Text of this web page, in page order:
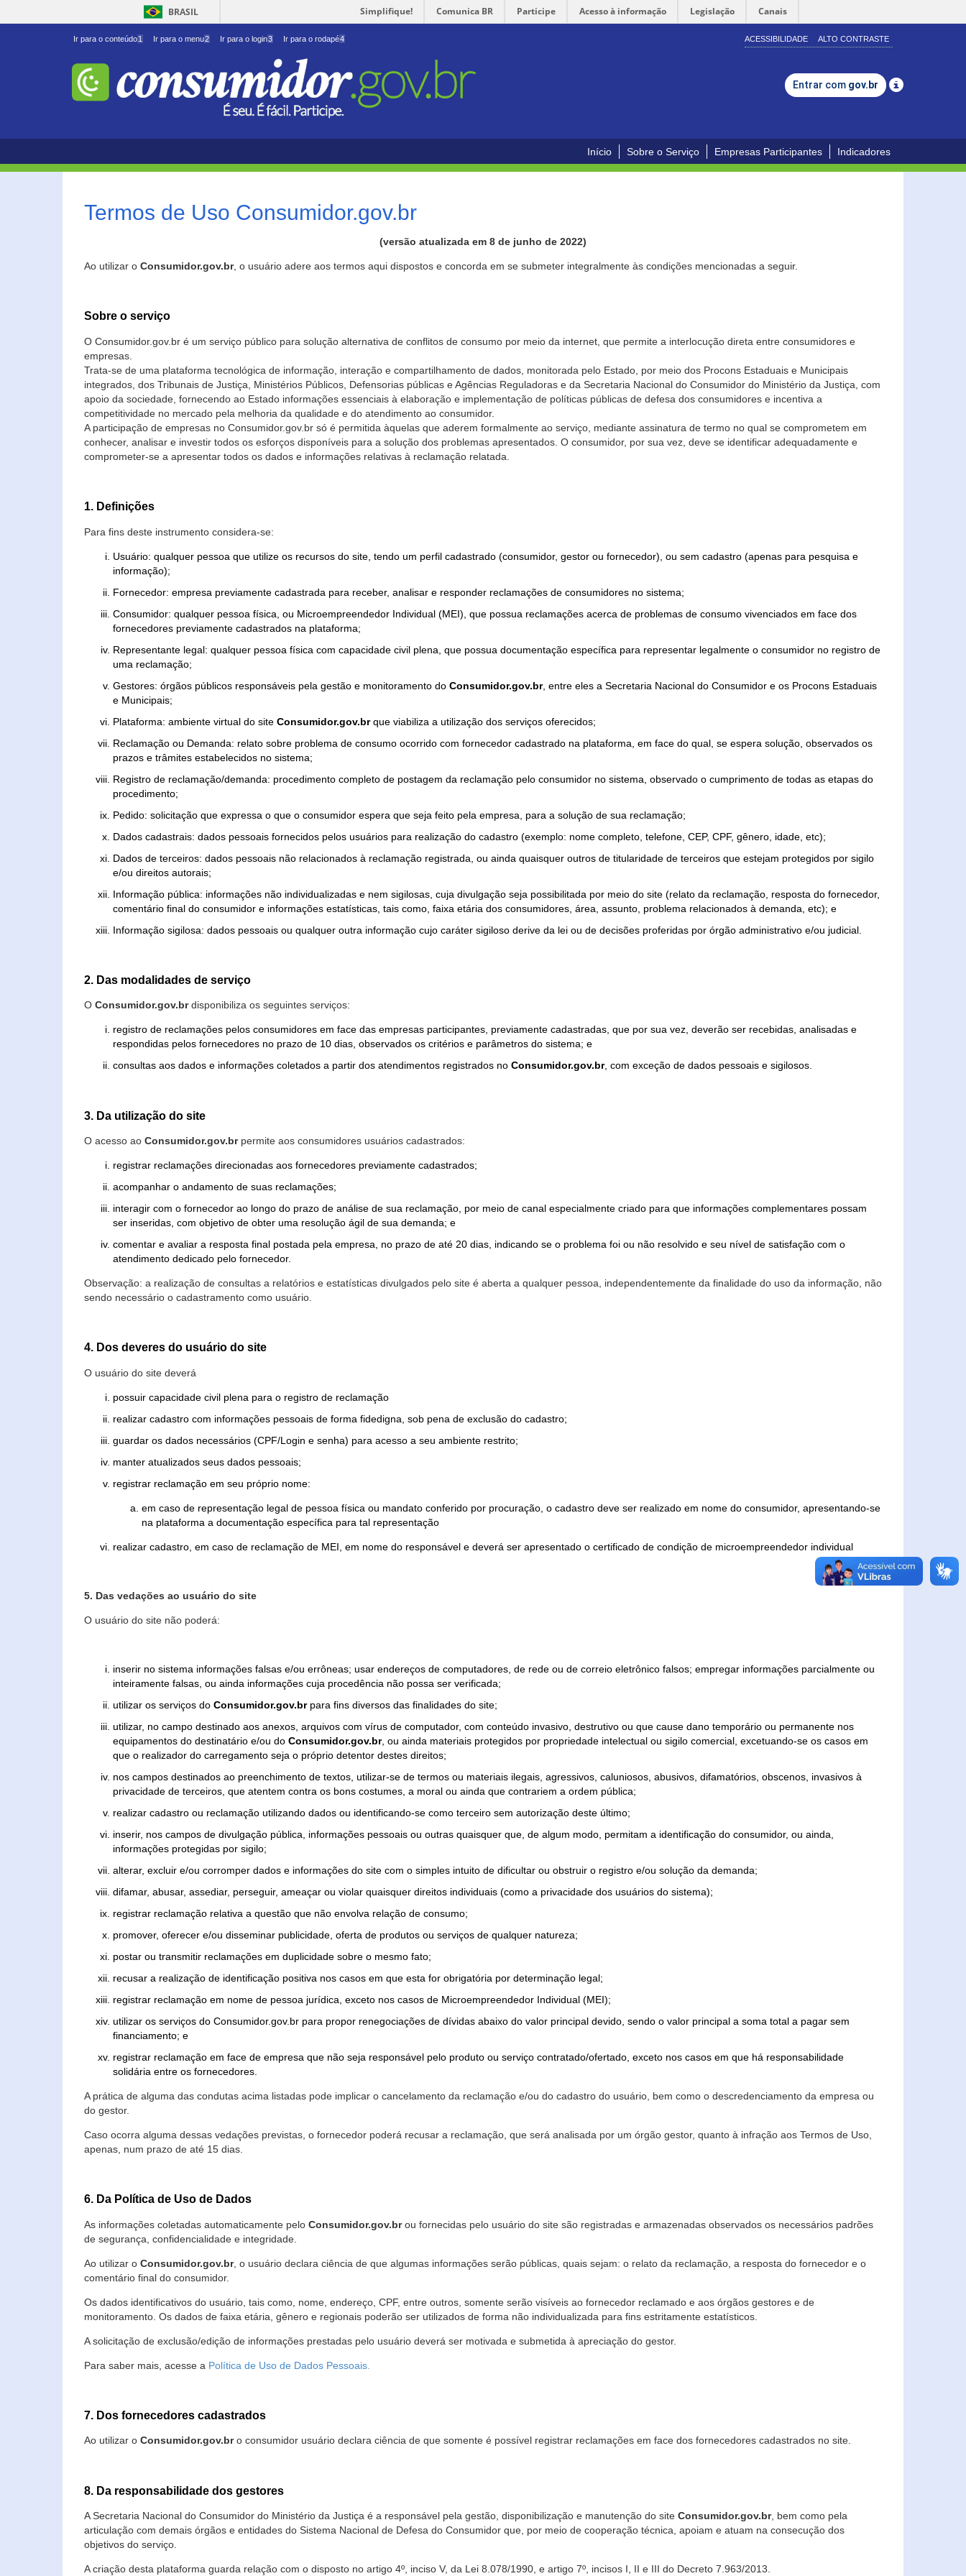
BRASIL Simplifique! Comunica BR Participe Acesso à informação Legislação Canais
Ir para o conteúdo1 Ir para o menu2 Ir para o login3 Ir para o rodapé4 ACESSIBILIDADE ALTO CONTRASTE
Entrar com gov.br
Início Sobre o Serviço Empresas Participantes Indicadores
Termos de Uso Consumidor.gov.br
(versão atualizada em 8 de junho de 2022)
Ao utilizar o Consumidor.gov.br, o usuário adere aos termos aqui dispostos e concorda em se submeter integralmente às condições mencionadas a seguir.
Sobre o serviço
O Consumidor.gov.br é um serviço público para solução alternativa de conflitos de consumo por meio da internet, que permite a interlocução direta entre consumidores e
empresas.
Trata-se de uma plataforma tecnológica de informação, interação e compartilhamento de dados, monitorada pelo Estado, por meio dos Procons Estaduais e Municipais
integrados, dos Tribunais de Justiça, Ministérios Públicos, Defensorias públicas e Agências Reguladoras e da Secretaria Nacional do Consumidor do Ministério da Justiça, com
apoio da sociedade, fornecendo ao Estado informações essenciais à elaboração e implementação de políticas públicas de defesa dos consumidores e incentiva a
competitividade no mercado pela melhoria da qualidade e do atendimento ao consumidor.
A participação de empresas no Consumidor.gov.br só é permitida àquelas que aderem formalmente ao serviço, mediante assinatura de termo no qual se comprometem em
conhecer, analisar e investir todos os esforços disponíveis para a solução dos problemas apresentados. O consumidor, por sua vez, deve se identificar adequadamente e
comprometer-se a apresentar todos os dados e informações relativas à reclamação relatada.
1. Definições
Para fins deste instrumento considera-se:
Usuário: qualquer pessoa que utilize os recursos do site, tendo um perfil cadastrado (consumidor, gestor ou fornecedor), ou sem cadastro (apenas para pesquisa e
informação);
Fornecedor: empresa previamente cadastrada para receber, analisar e responder reclamações de consumidores no sistema;
Consumidor: qualquer pessoa física, ou Microempreendedor Individual (MEI), que possua reclamações acerca de problemas de consumo vivenciados em face dos
fornecedores previamente cadastrados na plataforma;
Representante legal: qualquer pessoa física com capacidade civil plena, que possua documentação específica para representar legalmente o consumidor no registro de
uma reclamação;
Gestores: órgãos públicos responsáveis pela gestão e monitoramento do Consumidor.gov.br, entre eles a Secretaria Nacional do Consumidor e os Procons Estaduais
e Municipais;
Plataforma: ambiente virtual do site Consumidor.gov.brque viabiliza a utilização dos serviços oferecidos;
Reclamação ou Demanda: relato sobre problema de consumo ocorrido com fornecedor cadastrado na plataforma, em face do qual, se espera solução, observados os
prazos e trâmites estabelecidos no sistema;
Registro de reclamação/demanda: procedimento completo de postagem da reclamação pelo consumidor no sistema, observado o cumprimento de todas as etapas do
procedimento;
Pedido: solicitação que expressa o que o consumidor espera que seja feito pela empresa, para a solução de sua reclamação;
Dados cadastrais: dados pessoais fornecidos pelos usuários para realização do cadastro (exemplo: nome completo, telefone, CEP, CPF, gênero, idade, etc);
Dados de terceiros: dados pessoais não relacionados à reclamação registrada, ou ainda quaisquer outros de titularidade de terceiros que estejam protegidos por sigilo
e/ou direitos autorais;
Informação pública: informações não individualizadas e nem sigilosas, cuja divulgação seja possibilitada por meio do site (relato da reclamação, resposta do fornecedor,
comentário final do consumidor e informações estatísticas, tais como, faixa etária dos consumidores, área, assunto, problema relacionados à demanda, etc); e
Informação sigilosa: dados pessoais ou qualquer outra informação cujo caráter sigiloso derive da lei ou de decisões proferidas por órgão administrativo e/ou judicial.
2. Das modalidades de serviço
O Consumidor.gov.brdisponibiliza os seguintes serviços:
registro de reclamações pelos consumidores em face das empresas participantes, previamente cadastradas, que por sua vez, deverão ser recebidas, analisadas e
respondidas pelos fornecedores no prazo de 10 dias, observados os critérios e parâmetros do sistema; e
consultas aos dados e informações coletados a partir dos atendimentos registrados no Consumidor.gov.br, com exceção de dados pessoais e sigilosos.
3. Da utilização do site
O acesso ao Consumidor.gov.brpermite aos consumidores usuários cadastrados:
registrar reclamações direcionadas aos fornecedores previamente cadastrados;
acompanhar o andamento de suas reclamações;
interagir com o fornecedor ao longo do prazo de análise de sua reclamação, por meio de canal especialmente criado para que informações complementares possam
ser inseridas, com objetivo de obter uma resolução ágil de sua demanda; e
comentar e avaliar a resposta final postada pela empresa, no prazo de até 20 dias, indicando se o problema foi ou não resolvido e seu nível de satisfação com o
atendimento dedicado pelo fornecedor.
Observação: a realização de consultas a relatórios e estatísticas divulgados pelo site é aberta a qualquer pessoa, independentemente da finalidade do uso da informação, não
sendo necessário o cadastramento como usuário.
4. Dos deveres do usuário do site
O usuário do site deverá
possuir capacidade civil plena para o registro de reclamação
realizar cadastro com informações pessoais de forma fidedigna, sob pena de exclusão do cadastro;
guardar os dados necessários (CPF/Login e senha) para acesso a seu ambiente restrito;
manter atualizados seus dados pessoais;
registrar reclamação em seu próprio nome:
em caso de representação legal de pessoa física ou mandato conferido por procuração, o cadastro deve ser realizado em nome do consumidor, apresentando-se
na plataforma a documentação específica para tal representação
realizar cadastro, em caso de reclamação de MEI, em nome do responsável e deverá ser apresentado o certificado de condição de microempreendedor individual
5. Das vedações ao usuário do site
O usuário do site não poderá:
inserir no sistema informações falsas e/ou errôneas; usar endereços de computadores, de rede ou de correio eletrônico falsos; empregar informações parcialmente ou
inteiramente falsas, ou ainda informações cuja procedência não possa ser verificada;
utilizar os serviços do Consumidor.gov.brpara fins diversos das finalidades do site;
utilizar, no campo destinado aos anexos, arquivos com vírus de computador, com conteúdo invasivo, destrutivo ou que cause dano temporário ou permanente nos
equipamentos do destinatário e/ou do Consumidor.gov.br, ou ainda materiais protegidos por propriedade intelectual ou sigilo comercial, excetuando-se os casos em
que o realizador do carregamento seja o próprio detentor destes direitos;
nos campos destinados ao preenchimento de textos, utilizar-se de termos ou materiais ilegais, agressivos, caluniosos, abusivos, difamatórios, obscenos, invasivos à
privacidade de terceiros, que atentem contra os bons costumes, a moral ou ainda que contrariem a ordem pública;
realizar cadastro ou reclamação utilizando dados ou identificando-se como terceiro sem autorização deste último;
inserir, nos campos de divulgação pública, informações pessoais ou outras quaisquer que, de algum modo, permitam a identificação do consumidor, ou ainda,
informações protegidas por sigilo;
alterar, excluir e/ou corromper dados e informações do site com o simples intuito de dificultar ou obstruir o registro e/ou solução da demanda;
difamar, abusar, assediar, perseguir, ameaçar ou violar quaisquer direitos individuais (como a privacidade dos usuários do sistema);
registrar reclamação relativa a questão que não envolva relação de consumo;
promover, oferecer e/ou disseminar publicidade, oferta de produtos ou serviços de qualquer natureza;
postar ou transmitir reclamações em duplicidade sobre o mesmo fato;
recusar a realização de identificação positiva nos casos em que esta for obrigatória por determinação legal;
registrar reclamação em nome de pessoa jurídica, exceto nos casos de Microempreendedor Individual (MEI);
utilizar os serviços do Consumidor.gov.br para propor renegociações de dívidas abaixo do valor principal devido, sendo o valor principal a soma total a pagar sem
financiamento; e
registrar reclamação em face de empresa que não seja responsável pelo produto ou serviço contratado/ofertado, exceto nos casos em que há responsabilidade
solidária entre os fornecedores.
A prática de alguma das condutas acima listadas pode implicar o cancelamento da reclamação e/ou do cadastro do usuário, bem como o descredenciamento da empresa ou
do gestor.
Caso ocorra alguma dessas vedações previstas, o fornecedor poderá recusar a reclamação, que será analisada por um órgão gestor, quanto à infração aos Termos de Uso,
apenas, num prazo de até 15 dias.
6. Da Política de Uso de Dados
As informações coletadas automaticamente pelo Consumidor.gov.brou fornecidas pelo usuário do site são registradas e armazenadas observados os necessários padrões
de segurança, confidencialidade e integridade.
Ao utilizar o Consumidor.gov.br, o usuário declara ciência de que algumas informações serão públicas, quais sejam: o relato da reclamação, a resposta do fornecedor e o
comentário final do consumidor.
Os dados identificativos do usuário, tais como, nome, endereço, CPF, entre outros, somente serão visíveis ao fornecedor reclamado e aos órgãos gestores e de
monitoramento. Os dados de faixa etária, gênero e regionais poderão ser utilizados de forma não individualizada para fins estritamente estatísticos.
A solicitação de exclusão/edição de informações prestadas pelo usuário deverá ser motivada e submetida à apreciação do gestor.
Para saber mais, acesse a Política de Uso de Dados Pessoais.
7. Dos fornecedores cadastrados
Ao utilizar o Consumidor.gov.bro consumidor usuário declara ciência de que somente é possível registrar reclamações em face dos fornecedores cadastrados no site.
8. Da responsabilidade dos gestores
A Secretaria Nacional do Consumidor do Ministério da Justiça é a responsável pela gestão, disponibilização e manutenção do site Consumidor.gov.br, bem como pela
articulação com demais órgãos e entidades do Sistema Nacional de Defesa do Consumidor que, por meio de cooperação técnica, apoiam e atuam na consecução dos
objetivos do serviço.
A criação desta plataforma guarda relação com o disposto no artigo 4º, inciso V, da Lei 8.078/1990, e artigo 7º, incisos I, II e III do Decreto 7.963/2013.